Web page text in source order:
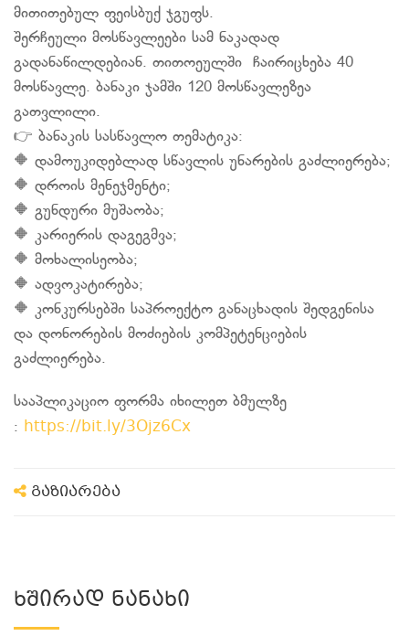
მითითებულ ფეისბუქ ჯგუფს.
შერჩეული მოსწავლეები სამ ნაკადად
გადანაწილდებიან. თითოეულში ჩაირიცხება 40
მოსწავლე. ბანაკი ჯამში 120 მოსწავლეზეა
გათვლილი.
👉 ბანაკის სასწავლო თემატიკა:
🔶 დამოუკიდებლად სწავლის უნარების გაძლიერება;
🔶 დროის მენეჯმენტი;
🔶 გუნდური მუშაობა;
🔶 კარიერის დაგეგმვა;
🔶 მოხალისეობა;
🔶 ადვოკატირება;
🔶 კონკურსებში საპროექტო განაცხადის შედგენისა
და დონორების მოძიების კომპეტენციების
გაძლიერება.
სააპლიკაციო ფორმა იხილეთ ბმულზე
: https://bit.ly/3Ojz6Cx
გაზიარება
Ხშირად Ნანახი